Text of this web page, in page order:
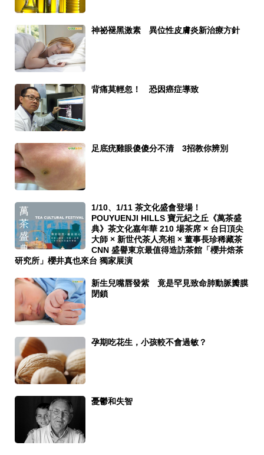
神祕褪黑激素 異位性皮膚炎新治療方針
背痛莫輕忽！ 恐因癌症導致
足底疣雞眼傻傻分不清 3招教你辨別
1/10、1/11 茶文化盛會登場！
POUYUENJI HILLS 寶元紀之丘《萬茶盛
典》茶文化嘉年華 210 場茶席 × 台日頂尖
大師 × 新世代茶人亮相 × 董事長珍稀藏茶
CNN 盛譽東京最值得造訪茶館「櫻井焙茶
研究所」櫻井真也來台 獨家展演
新生兒嘴唇發紫 竟是罕見致命肺動脈瓣膜
閉鎖
孕期吃花生，小孩較不會過敏？
憂鬱和失智